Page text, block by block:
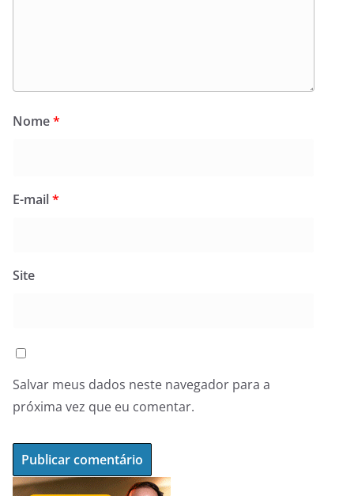
Nome*
E-mail*
Site
Salvar meus dados neste navegador para a
próxima vez que eu comentar.